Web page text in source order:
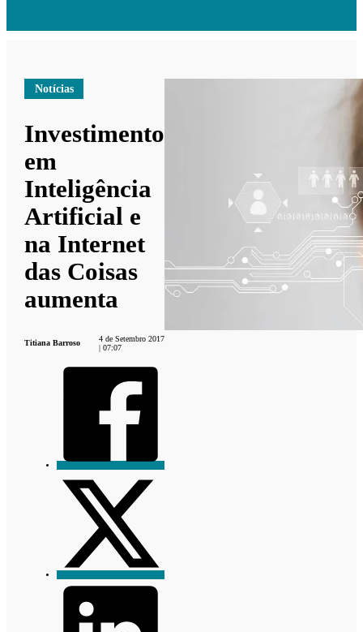
Notícias
Investimento
em
Inteligência
Artificial e
na Internet
das Coisas
aumenta
Titiana Barroso
4 de Setembro 2017
| 07:07